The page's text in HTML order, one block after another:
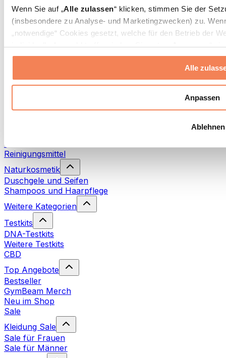
Wenn Sie auf „Alle zulassen“ klicken, stimmen Sie der
(insbesondere zu Analyse- und Marketingzwecken) zu.
„notwendige“ Cookies gesetzt, welche für den Betrieb der
individuelle Auswahl treffen, indem Sie unter „Anpassen“
erlauben“ klicken.
Weitere Informationen über die Verarbeitung Ihrer Daten
Datenschutzerklärung
Alle
Anpassen
Ablehnen
Zubehör nach Aktivität
Laufen
Kampfsport
Yoga & Pilates
Wandern
Rotlichttherapie
Waschmittel
Reinigungsmittel
Naturkosmetik
Duschgele und Seifen
Shampoos und Haarpflege
Weitere Kategorien
Testkits
DNA-Testkits
Weitere Testkits
CBD
Top Angebote
Bestseller
GymBeam Merch
Neu im Shop
Sale
Kleidung Sale
Sale für Frauen
Sale für Männer